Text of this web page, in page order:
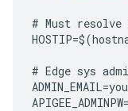
# Must resolve
HOSTIP=$(
# Edge sys
ADMIN_EMAIL=
APIGEE_ADMINPW=